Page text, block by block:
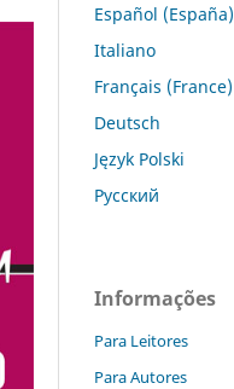
Español (España)
Italiano
Français (France)
Deutsch
Język Polski
Русский
Informações
Para Leitores
Para Autores